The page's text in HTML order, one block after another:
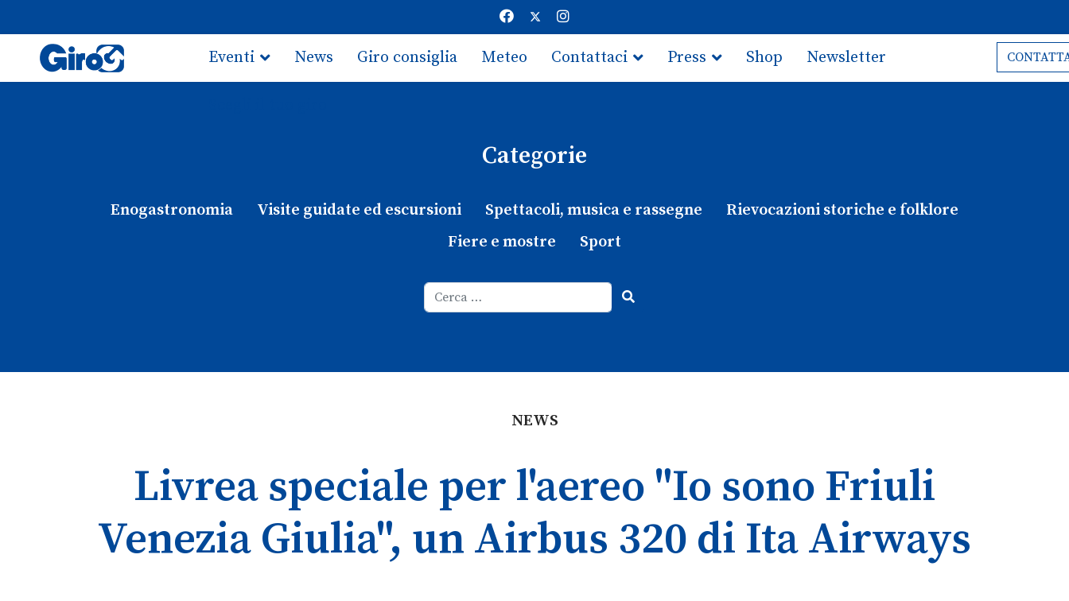
Eventi News Giro consiglia Meteo Contattaci Press Shop Newsletter
Categorie
Enogastronomia Visite guidate ed escursioni Spettacoli, musica e rassegne
Rievocazioni storiche e folklore
Fiere e mostre
Sport
NEWS
Livrea speciale per l'aereo "Io sono Friuli
Venezia Giulia", un Airbus 320 di Ita Airways